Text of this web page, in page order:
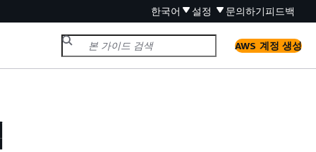
한국어 설정 문의하기피드백
AWS 계정 생성